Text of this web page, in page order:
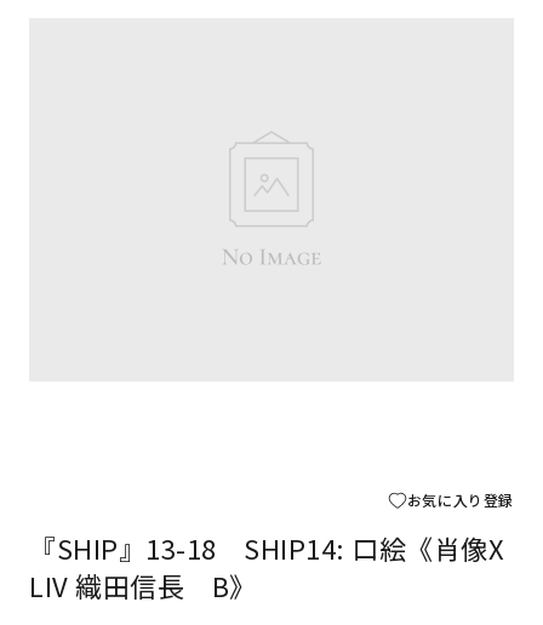
お気に入り登録
『SHIP』13-18 SHIP14: 口絵《肖像X
LIV 織田信長 B》